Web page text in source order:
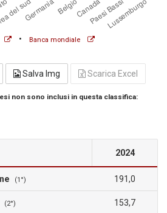
• Banca mondiale
Salva Img Scarica Excel
non sono inclusi in questa classifica:
2024
(1°) 191,0
(2°) 153,7